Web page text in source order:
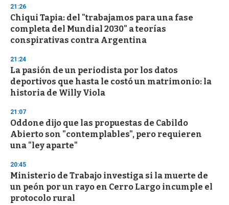
s
e
c
o
n
21:26
Chiqui Tapia: del "trabajamos para una fase
completa del Mundial 2030" a teorías
conspirativas contra Argentina
21:24
La pasión de un periodista por los datos
deportivos que hasta le costó un matrimonio: la
historia de Willy Viola
21:07
Oddone dijo que las propuestas de Cabildo
Abierto son "contemplables", pero requieren
una "ley aparte"
20:45
Ministerio de Trabajo investiga si la muerte de
un peón por un rayo en Cerro Largo incumple el
protocolo rural